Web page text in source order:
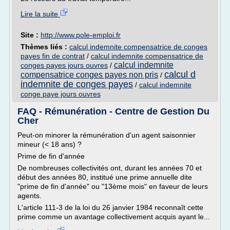
Lire la suite
Site : http://www.pole-emploi.fr
Thèmes liés : calcul indemnite compensatrice de conges
payes fin de contrat / calcul indemnite compensatrice de
conges payes jours ouvres / calcul indemnite
compensatrice conges payes non pris / calcul d
indemnite de conges payes / calcul indemnite
conge paye jours ouvres
FAQ - Rémunération - Centre de Gestion Du
Cher
Peut-on minorer la rémunération d'un agent saisonnier
mineur (< 18 ans) ?
Prime de fin d'année
De nombreuses collectivités ont, durant les années 70 et
début des années 80, institué une prime annuelle dite
"prime de fin d'année" ou "13ème mois" en faveur de leurs
agents.
L'article 111-3 de la loi du 26 janvier 1984 reconnaît cette
prime comme un avantage collectivement acquis ayant le...